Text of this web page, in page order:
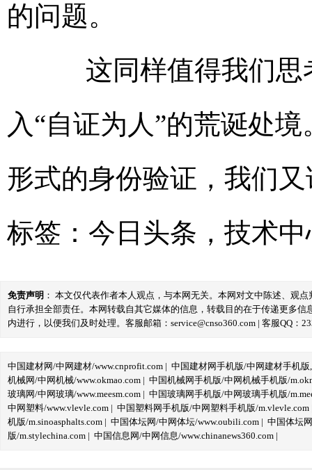
的问题。
这同样值得我们思
入“自证为人”的荒诞处
形式的身份验证，我们
标签： 今日头条 ， 技术中
免责声明 ： 本文仅代表作者本人观点，与本网无关。本网对文中陈述、观
自行承担全部责任。本网转载自其它媒体的信息，转载目的在于传递更多
内进行，以便我们及时处理。客服邮箱：service@cnso360.com | 客服QQ：
中国建材网/中网建材/www.cnprofit.com | 中国建材网手机版/中网建材手机版
机械网/中网机械/www.okmao.com | 中国机械网手机版/中网机械手机版/
玻璃网/中网玻璃/www.meesm.com | 中国玻璃网手机版/中网玻璃手机版/
中网塑料/www.vlevle.com | 中国塑料网手机版/中网塑料手机版/m.vlevle.com
机版/m.sinoasphalts.com | 中国体坛网/中网体坛/www.oubili.com | 中国体坛
版/m.stylechina.com | 中国信息网/中网信息/www.chinanews360.com |